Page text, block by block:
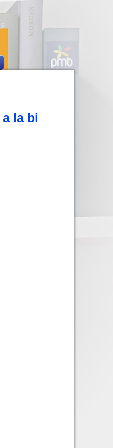
la bibliothèque